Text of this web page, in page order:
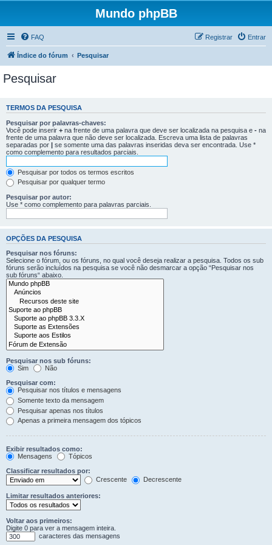
Mundo phpBB
FAQ Entrar
Registrar
Índice do fórum Pesquisar
Pesquisar
TERMOS DA PESQUISA
Pesquisar por palavras-chaves:
Você pode inserir + na frente de uma palavra que deve ser localizada na pesquisa e - na
frente de uma palavra que não deve ser localizada. Escreva uma lista de palavras
separadas por | se somente uma das palavras inseridas deva ser encontrada. Use *
como complemento para resultados parciais.
Pesquisar por todos os termos escritos
Pesquisar por qualquer termo
Pesquisar por autor:
Use * como complemento para palavras parciais.
OPÇÕES DA PESQUISA
Pesquisar nos fóruns:
Selecione o fórum, ou os fóruns, no qual você deseja realizar a pesquisa. Todos os sub
fóruns serão incluídos na pesquisa se você não desmarcar a opção “Pesquisar nos
sub fóruns“ abaixo.
Pesquisar nos sub fóruns:
Sim
Não
Pesquisar com:
Pesquisar nos títulos e mensagens
Somente texto da mensagem
Pesquisar apenas nos títulos
Apenas a primeira mensagem dos tópicos
Exibir resultados como:
Mensagens
Tópicos
Classificar resultados por:
Crescente
Decrescente
Limitar resultados anteriores:
Voltar aos primeiros:
Digite 0 para ver a mensagem inteira.
caracteres das mensagens